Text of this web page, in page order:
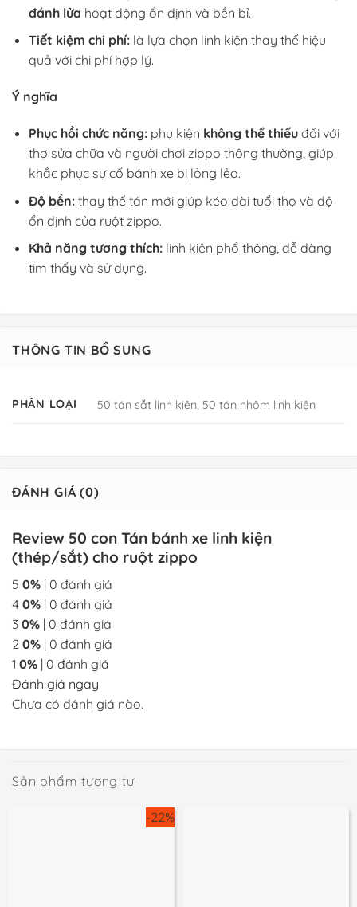
đánh lửa hoạt động ổn định và bền bỉ.
Tiết kiệm chi phí:là lựa chọn linh kiện thay thế hiệu
quả với chi phí hợp lý.
Ý nghĩa
Phục hồi chức năng:phụ kiện không thể thiếuđối với
thợ sửa chữa và người chơi zippo thông thường, giúp
khắc phục sự cố bánh xe bị lỏng lẻo.
Độ bền:thay thế tán mới giúp kéo dài tuổi thọ và độ
ổn định của ruột zippo.
Khả năng tương thích:linh kiện phổ thông, dễ dàng
tìm thấy và sử dụng.
THÔNG TIN BỔ SUNG
PHÂN LOẠI 50 tán sắt linh kiện, 50 tán nhôm linh kiện
ĐÁNH GIÁ (0)
Review 50 con Tán bánh xe linh kiện
(thép/sắt) cho ruột zippo
5 0% | 0 đánh giá
4 0% | 0 đánh giá
3 0% | 0 đánh giá
2 0% | 0 đánh giá
1 0% | 0 đánh giá
Đánh giá ngay
Chưa có đánh giá nào.
Sản phẩm tương tự
-22%